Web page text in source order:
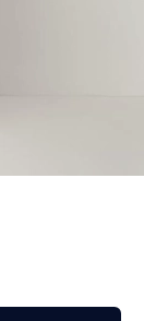
обработаны
сочетаются с
Показать
еще
Написать